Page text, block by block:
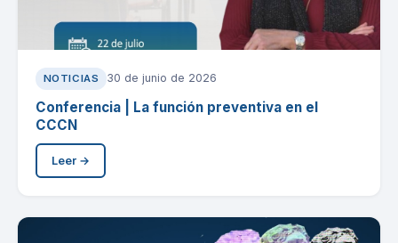
NOTICIAS 30 de junio de 2026
Conferencia | La función preventiva en el
CCCN
Leer →